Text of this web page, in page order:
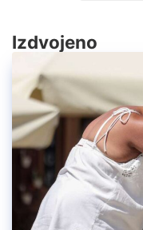
Izdvojeno